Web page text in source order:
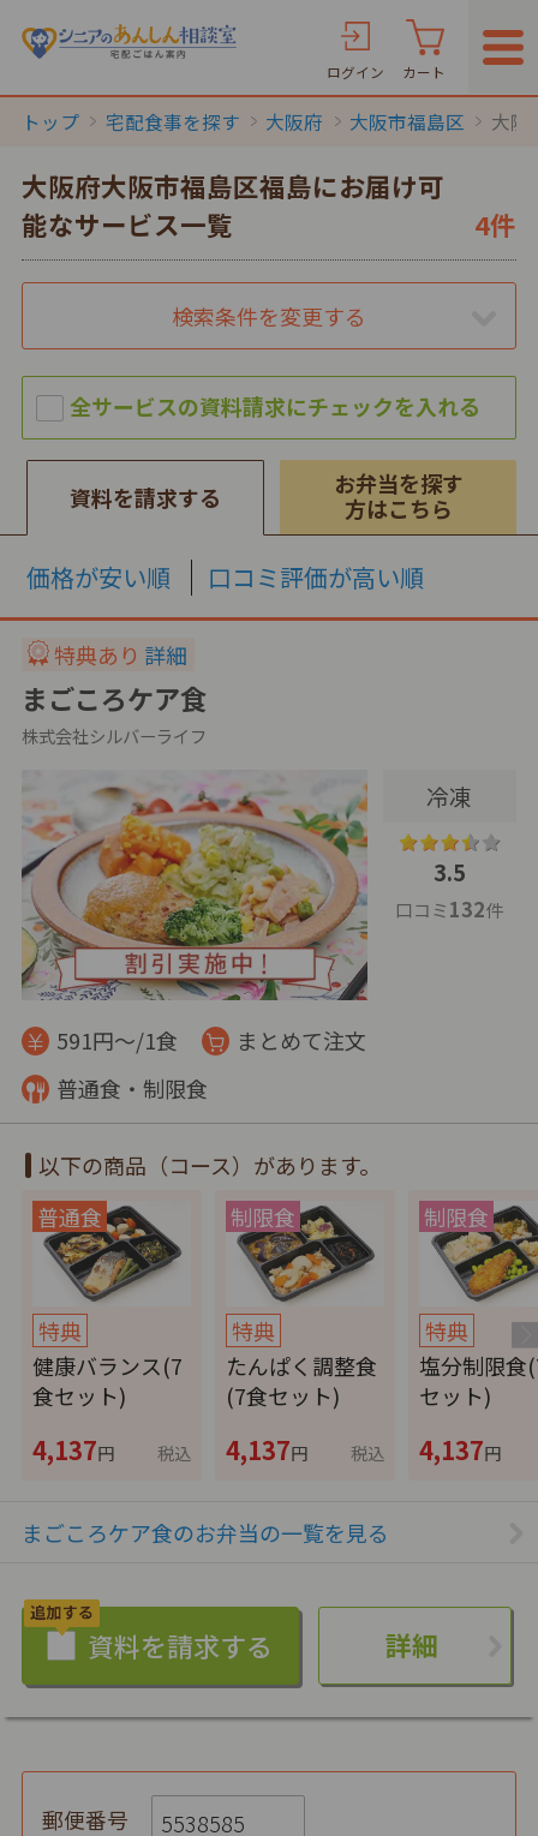
ログイン カート
トップ 宅配食事を探す 大阪府 大阪市福島区 大阪
大阪府大阪市福島区福島にお届け可
能なサービス一覧
4件
検索条件を変更する
資料を請求する
お弁当を探す
方はこちら
価格が安い順 口コミ評価が高い順
特典あり 詳細
まごころケア食
株式会社シルバーライフ
冷凍
3.5
口コミ132件
591円～/1食
まとめて注文
普通食・制限食
以下の商品（コース）があります。
特典
健康バランス(7
食セット)
4,137円 税込
特典
たんぱく調整食
(7食セット)
4,137円 税込
特典
塩分制限食
セット)
4,137円
まごころケア食のお弁当の一覧を見る
詳細
郵便番号